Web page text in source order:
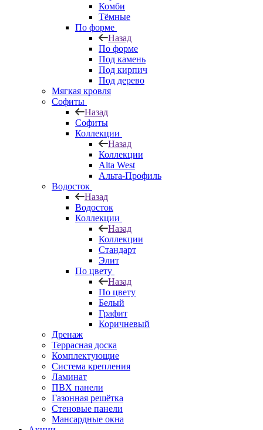
Комби
Тёмные
По форме
Назад
По форме
Под камень
Под кирпич
Под дерево
Мягкая кровля
Софиты
Назад
Софиты
Коллекции
Назад
Коллекции
Alta West
Альта-Профиль
Водосток
Назад
Водосток
Коллекции
Назад
Коллекции
Стандарт
Элит
По цвету
Назад
По цвету
Белый
Графит
Коричневый
Дренаж
Террасная доска
Комплектующие
Система крепления
Ламинат
ПВХ панели
Газонная решётка
Стеновые панели
Мансардные окна